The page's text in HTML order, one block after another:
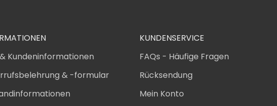
Kundeninformationen
& -formular
KUNDENSERVICE
FAQs - Häufige Fragen
Rücksendung
Mein Konto